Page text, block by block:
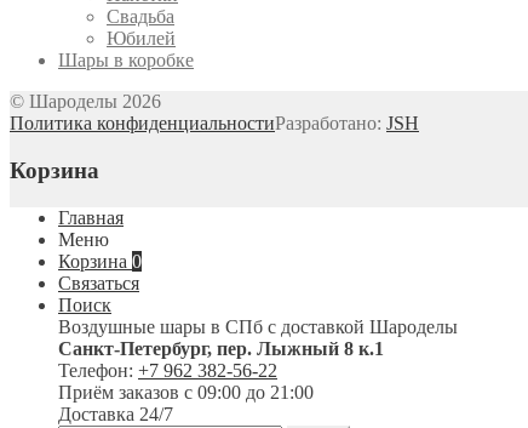
Свадьба
Юбилей
Шары в коробке
© Шароделы 2026
Политика конфиденциальностиРазработано: JSH
Корзина
Главная
Меню
Корзина 0
Связаться
Поиск
Воздушные шары в СПб с доставкой Шароделы
Санкт-Петербург, пер. Лыжный 8 к.1
Телефон: +7 962 382-56-22
Приём заказов с 09:00 до 21:00
Доставка 24/7